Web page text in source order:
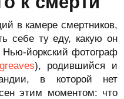
в камере смертников,
себе ту еду, какую он
Нью-йоркский фотограф
), родившийся и
в которой нет
этим моментом: что